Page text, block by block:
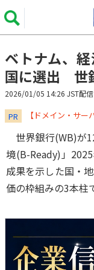
ベトナム、
国に選出 世
2026/01/05 14:26 JST配信
PR 【ドメイン・サ
世界銀行(WB)が
境(B-Ready)」
成果を示した国・
価の枠組みの3本柱